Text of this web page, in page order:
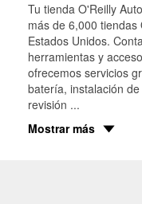
Tu tienda O'Reilly
más de 6,000
Estados Unidos.
herramientas y
ofrecemos servicios
batería, instalación
revisión ...
Mostrar más